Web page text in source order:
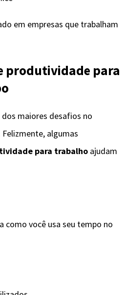
em empresas que trabalham
produtividade para
maiores desafios no
algumas
para trabalho ajudam
como você usa seu tempo no